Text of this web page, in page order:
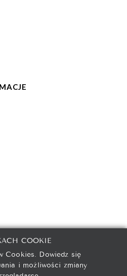
COOKIE
Cookies. Dowiedz się
i możliwości zmiany